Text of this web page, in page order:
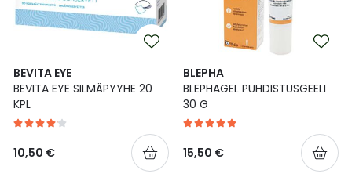
BEVITA EYE
BEVITA EYE SILMÄPYYHE 20
KPL
10,50 €
BLEPHA
BLEPHAGEL PUHDISTUSGEELI
30 G
15,50 €